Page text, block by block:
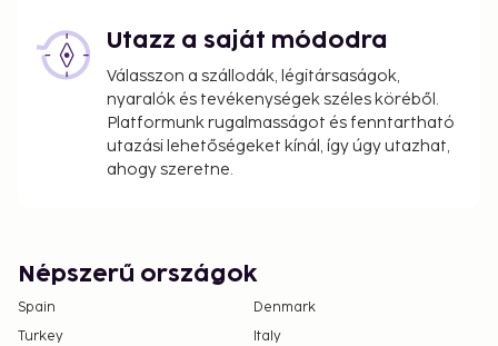
the parents or the legal guardian, as applicable,
cannot or are unwilling to give this
authorization, a judicial authorization is
required. People who intend to travel to Brazil
with children must consult with the Brazilian
consulate before traveling for more
Utazz a saját módodra
Válasszon a szállodák, légitársaságok,
nyaralók és tevékenységek széles köréből.
Platformunk rugalmasságot és fenntartható
utazási lehetőségeket kínál, így úgy utazhat,
ahogy szeretne.
Népszerű országok
Spain
Denmark
Turkey
Italy